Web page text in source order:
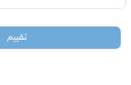
تقييم